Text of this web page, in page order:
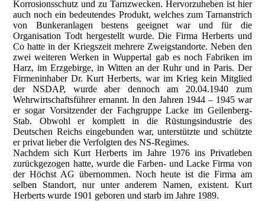
Korrosionsschutz und zu Tarnzwecken. Hervorzuheben ist hier
auch noch ein bedeutendes Produkt, welches zum Tarnanstrich
von Bunkeranlagen bestens geeignet war und für die
Organisation Todt hergestellt wurde. Die Firma Herberts und
Co hatte in der Kriegszeit mehrere Zweigstandorte. Neben den
zwei weiteren Werken in Wuppertal gab es noch Fabriken im
Harz, im Erzgebirge, in Witten an der Ruhr und in Paris. Der
Firmeninhaber Dr. Kurt Herberts, war im Krieg kein Mitglied
der NSDAP, wurde aber dennoch am 20.04.1940 zum
Wehrwirtschaftsführer ernannt. In den Jahren 1944 – 1945 war
er sogar Vorsitzender der Fachgruppe Lacke im Geilenberg-
Stab. Obwohl er komplett in die Rüstungsindustrie des
Deutschen Reichs eingebunden war, unterstützte und schützte
er privat lieber die Verfolgten des NS-Regimes.
Nachdem sich Kurt Herberts im Jahre 1976 ins Privatleben
zurückgezogen hatte, wurde die Farben- und Lacke Firma von
der Höchst AG übernommen. Noch heute ist die Firma am
selben Standort, nur unter anderem Namen, existent. Kurt
Herberts wurde 1901 geboren und starb im Jahre 1989.